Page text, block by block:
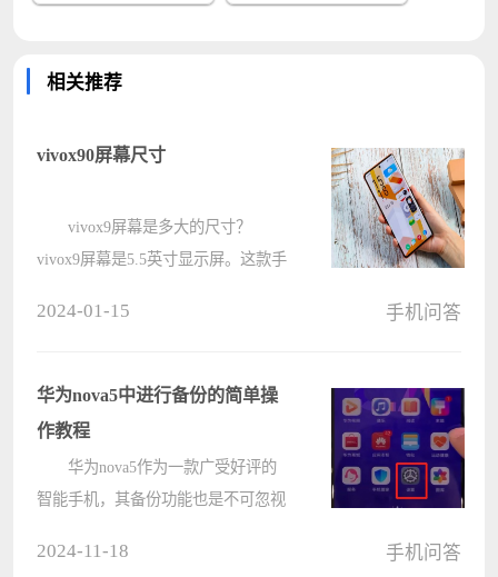
相关推荐
vivox90屏幕尺寸
vivox9屏幕是多大的尺寸？
vivox9屏幕是5.5英寸显示屏。这款手
猩玻璃，整体使用和性价比都很高。
????
2024-01-15 手机问答
华为nova5中进行备份的简单操
作教程
华为nova5作为一款广受好评的
智能手机，其备份功能也是不可忽视
2024-11-18 手机问答